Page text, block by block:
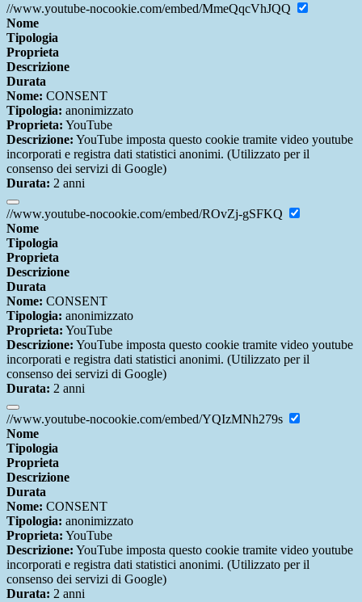
//www.youtube-nocookie.com/embed/MmeQqcVhJQQ
Nome
Tipologia
Proprieta
Descrizione
Durata
Nome: CONSENT
Tipologia: anonimizzato
Proprieta: YouTube
Descrizione: YouTube imposta questo cookie tramite video youtube
incorporati e registra dati statistici anonimi. (Utilizzato per il
consenso dei servizi di Google)
Durata: 2 anni
//www.youtube-nocookie.com/embed/ROvZj-gSFKQ
Nome
Tipologia
Proprieta
Descrizione
Durata
Nome: CONSENT
Tipologia: anonimizzato
Proprieta: YouTube
Descrizione: YouTube imposta questo cookie tramite video youtube
incorporati e registra dati statistici anonimi. (Utilizzato per il
consenso dei servizi di Google)
Durata: 2 anni
//www.youtube-nocookie.com/embed/YQIzMNh279s
Nome
Tipologia
Proprieta
Descrizione
Durata
Nome: CONSENT
Tipologia: anonimizzato
Proprieta: YouTube
Descrizione: YouTube imposta questo cookie tramite video youtube
incorporati e registra dati statistici anonimi. (Utilizzato per il
consenso dei servizi di Google)
Durata: 2 anni